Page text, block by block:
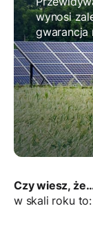
wynosi
gwarancja
Czy wiesz,
w skali roku to: